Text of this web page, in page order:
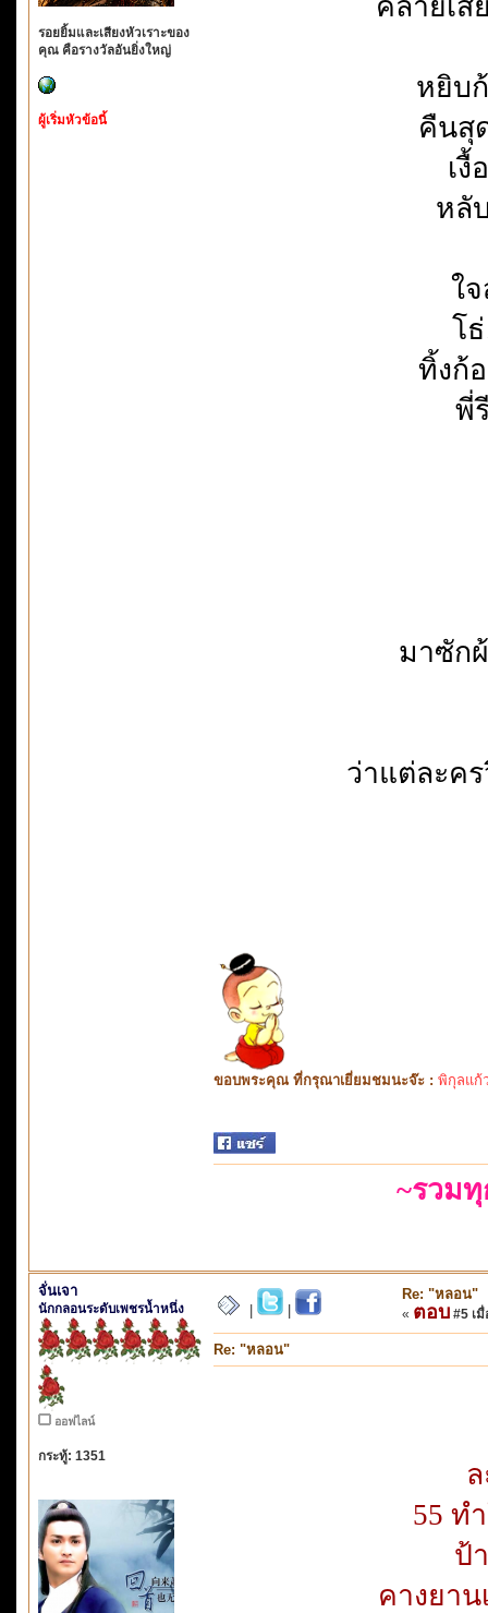
รอยยิ้มและเสียงหัวเราะของ
คุณ คือรางวัลอันยิ่งใหญ่
ผู้เริ่มหัวข้อนี้
หยิบ
คืนสุ
เ
หลั
ใ
โ
ทิ้งก้
พี่
มาซัก
ว่าแต่ละค
ขอบพระคุณ ที่กรุณาเยี่ยมชมนะจ๊ะ : พิกุลแก้
~รวม
จั่นเจา
นักกลอนระดับเพชรน้ำหนึ่ง
ออฟไลน์
กระทู้: 1351
Re: "หลอน"
« ตอบ #5 เมื่
Re: "หลอน"
55 ท
ป้
คางยา